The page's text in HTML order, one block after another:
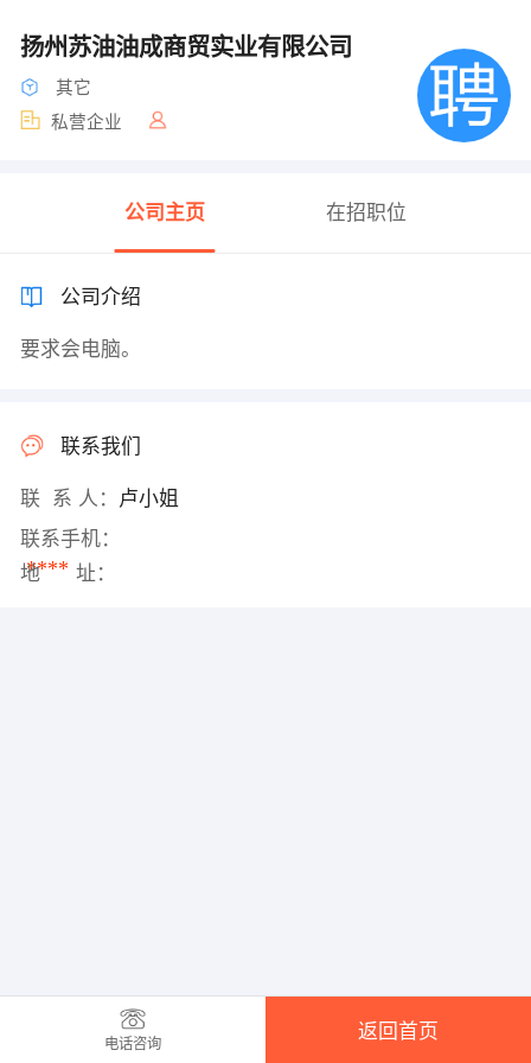
扬州苏油油成商贸实业有限公司
其它
私营企业
公司主页 在招职位
公司介绍
要求会电脑。
联系我们
联 系 人： 卢小姐
联系手机：
****
地 址：
电话咨询
返回首页